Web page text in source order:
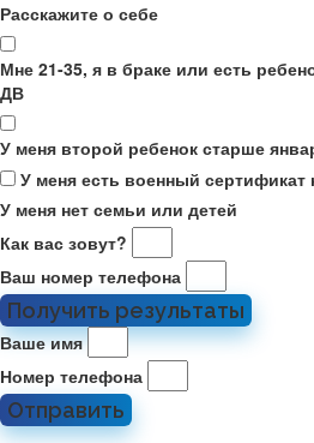
Расскажите о себе
Мне 21-35, я в браке или есть
ДВ
У меня второй ребенок старше
У меня есть военный сертификат
У меня нет семьи или детей
Как вас зовут?
Ваш номер телефона
Получить результаты
Ваше имя
Номер телефона
Отправить